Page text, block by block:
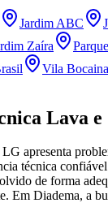
Jardim ABC
Zaíra
Vila Bocaina
Lava e
LG apresenta
técnica
de forma
Em Diadema, a